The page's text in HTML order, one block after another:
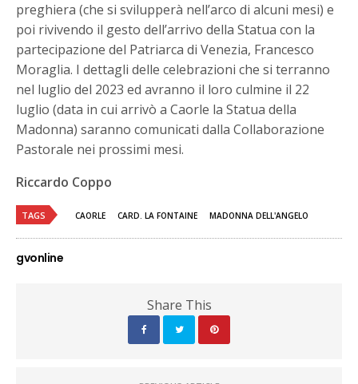
preghiera (che si svilupperà nell’arco di alcuni mesi) e
poi rivivendo il gesto dell’arrivo della Statua con la
partecipazione del Patriarca di Venezia, Francesco
Moraglia. I dettagli delle celebrazioni che si terranno
nel luglio del 2023 ed avranno il loro culmine il 22
luglio (data in cui arrivò a Caorle la Statua della
Madonna) saranno comunicati dalla Collaborazione
Pastorale nei prossimi mesi.
Riccardo Coppo
TAGS CAORLE CARD. LA FONTAINE MADONNA DELL'ANGELO
gvonline
Share This